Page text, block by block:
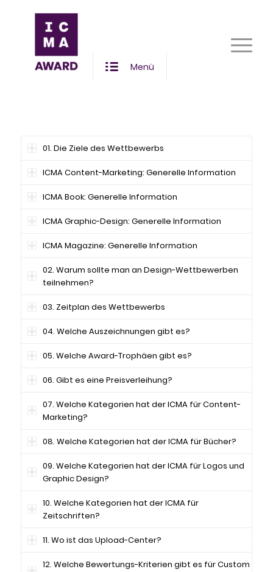
Menü
01. Die Ziele des Wettbewerbs
ICMA Content-Marketing: Generelle Information
ICMA Book: Generelle Information
ICMA Graphic-Design: Generelle Information
ICMA Magazine: Generelle Information
02. Warum sollte man an Design-Wettbewerben
teilnehmen?
03. Zeitplan des Wettbewerbs
04. Welche Auszeichnungen gibt es?
05. Welche Award-Trophäen gibt es?
06. Gibt es eine Preisverleihung?
07. Welche Kategorien hat der ICMA für Content-
Marketing?
08. Welche Kategorien hat der ICMA für Bücher?
09. Welche Kategorien hat der ICMA für Logos und
Graphic Design?
10. Welche Kategorien hat der ICMA für
Zeitschriften?
11. Wo ist das Upload-Center?
12. Welche Bewertungs-Kriterien gibt es für Custom